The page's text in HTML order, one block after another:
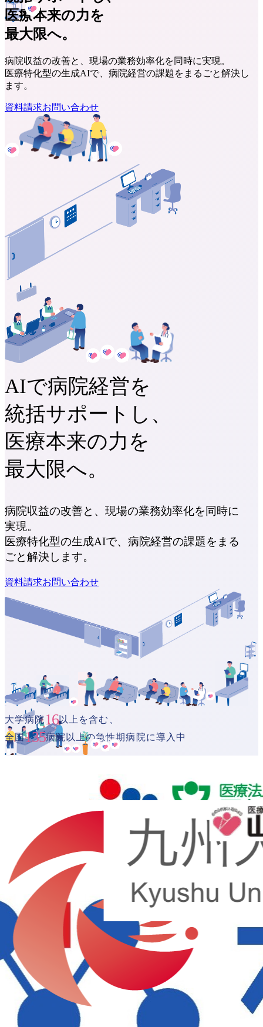
医療本来の力を
最大限へ。
病院収益の改善と、現場の業務効率化を同時に実現。
医療特化型の生成AIで、病院経営の課題をまるごと解決し
ます。
資料請求お問い合わせ
AIで病院経営を
統括サポートし、
医療本来の力を
最大限へ。
病院収益の改善と、現場の業務効率化を同時に
実現。
医療特化型の生成AIで、病院経営の課題をまる
ごと解決します。
資料請求お問い合わせ
大学病院 16以上を含む、
全国135病院以上の急性期病院に導入中
医師も、看護師も、医療事務も。
病院に関わるすべての人が、本来の仕
事に集中できる環境へ。
ユビーのAIサービスは、病院経営と医療現場を総合的に支
援します。生成AIによる業務効率化とDPCコーディングの
最適化による収益改善を通じて、医療従事者が本来の医療業
務に集中できる環境を実現します。